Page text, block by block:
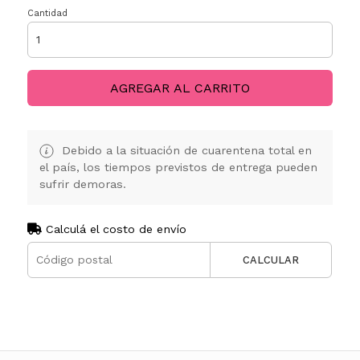
Cantidad
AGREGAR AL CARRITO
Debido a la situación de cuarentena total en
el país, los tiempos previstos de entrega pueden
sufrir demoras.
Calculá el costo de envío
CALCULAR